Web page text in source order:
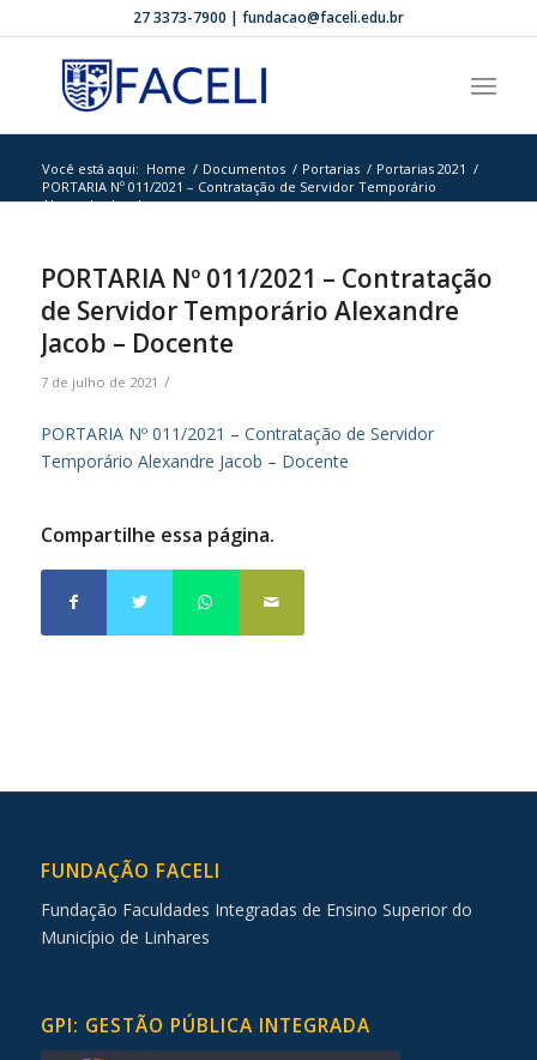
27 3373-7900 | fundacao@faceli.edu.br
Você está aqui: Home / Documentos / Portarias / Portarias 2021 /
PORTARIA Nº 011/2021 – Contratação de Servidor Temporário
Alexandre Jacob...
PORTARIA Nº 011/2021 – Contratação
de Servidor Temporário Alexandre
Jacob – Docente
7 de julho de 2021 /
PORTARIA Nº 011/2021 – Contratação de Servidor
Temporário Alexandre Jacob – Docente
Compartilhe essa página.
FUNDAÇÃO FACELI
Fundação Faculdades Integradas de Ensino Superior do
Município de Linhares
GPI: GESTÃO PÚBLICA INTEGRADA